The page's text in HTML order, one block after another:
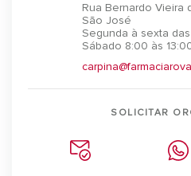
Rua Bernardo Vieira
São José
Segunda à sexta
Sábado 8:00 às
SOLICITAR